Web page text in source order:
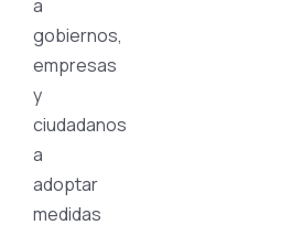
a
gobiernos,
empresas
y
ciudadanos
a
adoptar
medidas